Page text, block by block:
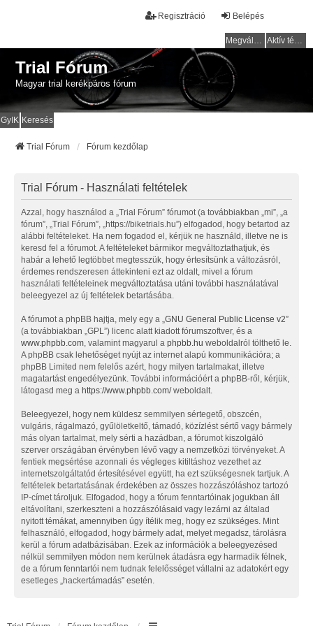
Belépés
Regisztráció
Megválaszolatlan témák Aktív témák
Trial Fórum
Magyar trial kerékpáros fórum
GyIK Keresés
Trial Fórum Fórum kezdőlap
Trial Fórum - Használati feltételek
Azzal, hogy használod a „Trial Fórum” fórumot (a továbbiakban „mi”, „a
fórum”, „Trial Fórum”, „https://biketrials.hu”) elfogadod, hogy betartod az
alábbi feltételeket. Ha nem fogadod el, kérjük ne használd, illetve ne is
keresd fel a fórumot. A feltételeket bármikor megváltoztathatjuk, és
habár a lehető legtöbbet megtesszük, hogy értesítsünk a változásról,
érdemes rendszeresen áttekinteni ezt az oldalt, mivel a fórum
használati feltételeinek megváltoztatása utáni további használatával
beleegyezel az új feltételek betartásába.
A fórumot a phpBB hajtja, mely egy a „ GNU General Public License v2”
(a továbbiakban „GPL”) licenc alatt kiadott fórumszoftver, és a
www.phpbb.com , valamint magyarul a phpbb.hu weboldalról tölthető le.
A phpBB csak lehetőséget nyújt az internet alapú kommunikációra; a
phpBB Limited nem felelős azért, hogy milyen tartalmakat, illetve
magatartást engedélyezünk. További információért a phpBB-ről, kérjük,
látogasd meg a https://www.phpbb.com/weboldalt.
Beleegyezel, hogy nem küldesz semmilyen sértegető, obszcén,
vulgáris, rágalmazó, gyűlöletkeltő, támadó, közízlést sértő vagy bármely
más olyan tartalmat, mely sérti a hazádban, a fórumot kiszolgáló
szerver országában érvényben lévő vagy a nemzetközi törvényeket. A
fentiek megsértése azonnali és végleges kitiltáshoz vezethet az
internetszolgáltatód értesítésével együtt, ha ezt szükségesnek tartjuk. A
feltételek betartatásának érdekében az összes hozzászóláshoz tartozó
IP-címet tároljuk. Elfogadod, hogy a fórum fenntartóinak jogukban áll
eltávolítani, szerkeszteni a hozzászólásaid vagy lezárni az általad
nyitott témákat, amennyiben úgy ítélik meg, hogy ez szükséges. Mint
felhasználó, elfogadod, hogy bármely adat, melyet megadsz, tárolásra
kerül a fórum adatbázisában. Ezek az információk a beleegyezésed
nélkül semmilyen módon nem kerülnek átadásra egy harmadik félnek,
de a fórum fenntartói nem tudnak felelősséget vállalni az adatokért egy
esetleges „hackertámadás” esetén.